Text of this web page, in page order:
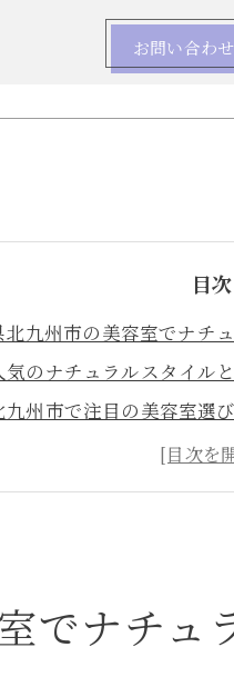
お問い合わ
目次
北九州市の美容室でナチ
気のナチュラルスタイル
九州市で注目の美容室選
ヘアスタイルを長持ちさせる
然体を引き出すスタイリ
選びでナチュラル美を手
チュラル美を追求するサ
でナチュ